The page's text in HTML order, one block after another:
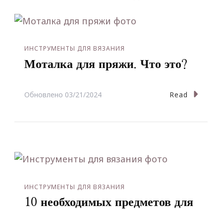
ИНСТРУМЕНТЫ ДЛЯ ВЯЗАНИЯ
Моталка для пряжи. Что это?
Обновлено 03/21/2024 Read
ИНСТРУМЕНТЫ ДЛЯ ВЯЗАНИЯ
10 необходимых предметов для